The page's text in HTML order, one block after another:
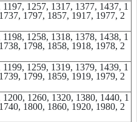
1257, 1317, 1377, 1437, 1
1797, 1857, 1917, 1977, 2
1258, 1318, 1378, 1438, 1
1798, 1858, 1918, 1978, 2
1259, 1319, 1379, 1439, 1
1799, 1859, 1919, 1979, 2
1260, 1320, 1380, 1440, 1
1800, 1860, 1920, 1980, 2